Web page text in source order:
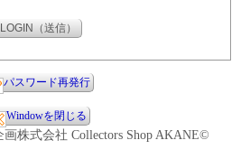
パスワード再発行
Windowを閉じる
株式会社 Collectors Shop AKANE©